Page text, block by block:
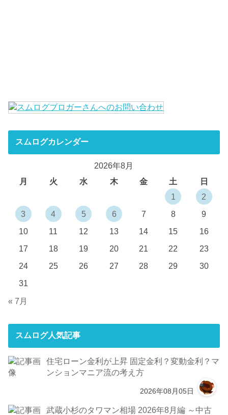
スムログカレンダー
2026年8月
月
火 水 木 金 土
日
1
2
3
4 5 6 7 8
9
10
11 12 13 14 15
16
17
18 19 20 21 22
23
24
25 26 27 28 29
30
31
« 7月
スムログ人気記事
住宅ローン金利が上昇 固定金利？変動金利？マ
ンションマニア流の考え方
2026年08月05日
武蔵小杉のタワマン相場 2026年8月編 ～中古